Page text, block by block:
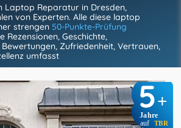
Laptop Reparatur in Dresden,
von Experten. Alle diese laptop
strengen 50-Punkte-Prüfung
Rezensionen, Geschichte,
Zufriedenheit, Vertrauen,
umfasst
5+
Jahre
auf TBR